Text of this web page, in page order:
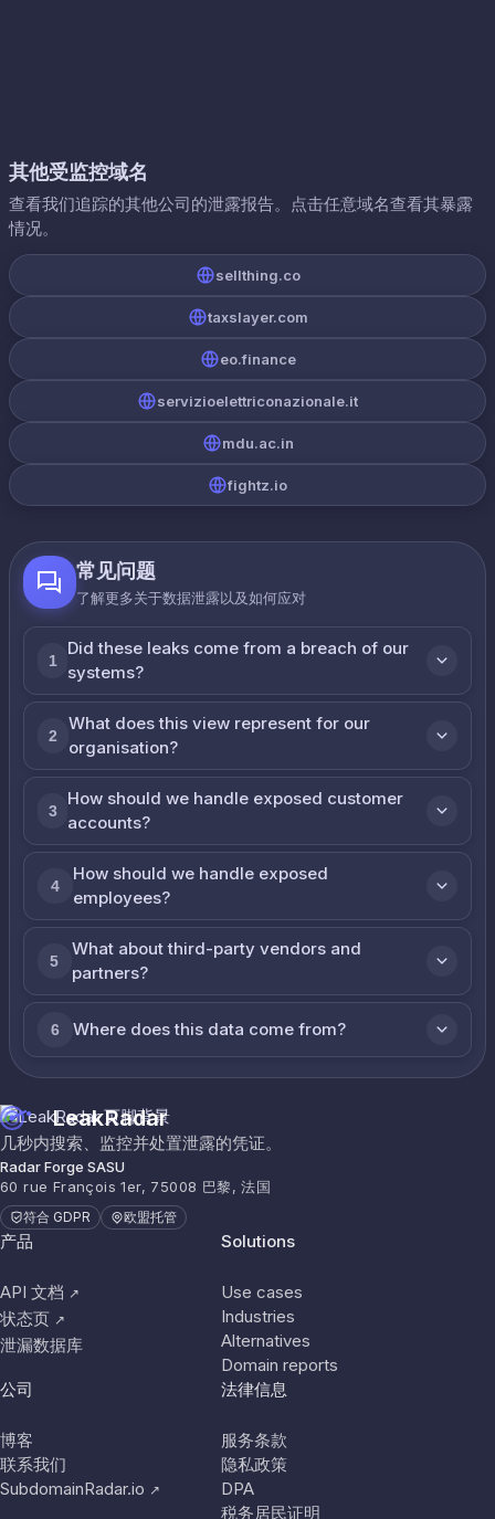
其他受监控域名
查看我们追踪的其他公司的泄露报告。点击任意域名查看其暴露
情况。
sellthing.co
taxslayer.com
eo.finance
servizioelettriconazionale.it
mdu.ac.in
fightz.io
常见问题
了解更多关于数据泄露以及如何应对
1
Did these leaks come from a breach of our
systems?
2
What does this view represent for our
organisation?
3
How should we handle exposed customer
accounts?
4
How should we handle exposed
employees?
5
What about third-party vendors and
partners?
6 Where does this data come from?
LeakRadar
几秒内搜索、监控并处置泄露的凭证。
Radar Forge SASU
60 rue François 1er, 75008 巴黎, 法国
符合 GDPR 欧盟托管
产品
API 文档 ↗
状态页 ↗
泄漏数据库
Solutions
Use cases
Industries
Alternatives
Domain reports
公司
博客
联系我们
SubdomainRadar.io ↗
法律信息
服务条款
隐私政策
DPA
税务居民证明